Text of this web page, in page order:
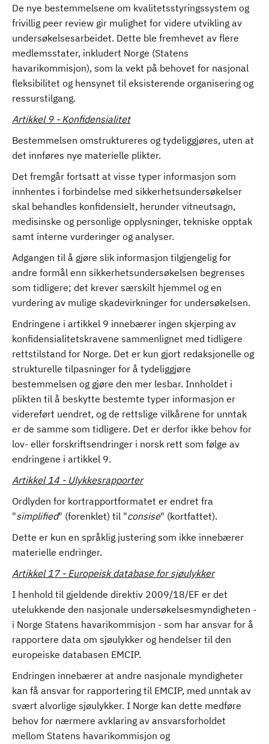
De nye bestemmelsene om kvalitetsstyringssystem og
frivillig peer review gir mulighet for videre utvikling av
undersøkelsesarbeidet. Dette ble fremhevet av flere
medlemsstater, inkludert Norge (Statens
havarikommisjon), som la vekt på behovet for nasjonal
fleksibilitet og hensynet til eksisterende organisering og
ressurstilgang.
Artikkel 9 - Konfidensialitet
Bestemmelsen omstruktureres og tydeliggjøres, uten at
det innføres nye materielle plikter.
Det fremgår fortsatt at visse typer informasjon som
innhentes i forbindelse med sikkerhetsundersøkelser
skal behandles konfidensielt, herunder vitneutsagn,
medisinske og personlige opplysninger, tekniske opptak
samt interne vurderinger og analyser.
Adgangen til å gjøre slik informasjon tilgjengelig for
andre formål enn sikkerhetsundersøkelsen begrenses
som tidligere; det krever særskilt hjemmel og en
vurdering av mulige skadevirkninger for undersøkelsen.
Endringene i artikkel 9 innebærer ingen skjerping av
konfidensialitetskravene sammenlignet med tidligere
rettstilstand for Norge. Det er kun gjort redaksjonelle og
strukturelle tilpasninger for å tydeliggjøre
bestemmelsen og gjøre den mer lesbar. Innholdet i
plikten til å beskytte bestemte typer informasjon er
videreført uendret, og de rettslige vilkårene for unntak
er de samme som tidligere. Det er derfor ikke behov for
lov- eller forskriftsendringer i norsk rett som følge av
endringene i artikkel 9.
Artikkel 14 - Ulykkesrapporter
Ordlyden for kortrapportformatet er endret fra
"simplified" (forenklet) til "consise" (kortfattet).
Dette er kun en språklig justering som ikke innebærer
materielle endringer.
Artikkel 17 - Europeisk database for sjøulykker
I henhold til gjeldende direktiv 2009/18/EF er det
utelukkende den nasjonale undersøkelsesmyndigheten -
i Norge Statens havarikommisjon - som har ansvar for å
rapportere data om sjøulykker og hendelser til den
europeiske databasen EMCIP.
Endringen innebærer at andre nasjonale myndigheter
kan få ansvar for rapportering til EMCIP, med unntak av
svært alvorlige sjøulykker. I Norge kan dette medføre
behov for nærmere avklaring av ansvarsforholdet
mellom Statens havarikommisjon og